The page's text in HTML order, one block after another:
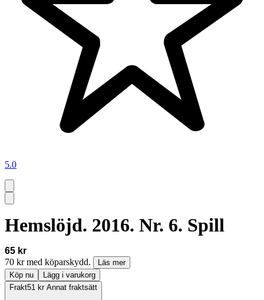
5.0
Hemslöjd. 2016. Nr. 6. Spill
65 kr
70 kr med köparskydd.
Läs mer
Köp nu
Lägg i varukorg
Frakt51 kr Annat fraktsätt